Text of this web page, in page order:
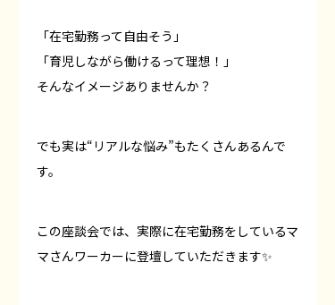
「在宅勤務って自由そう」
「育児しながら働けるって理想！」
そんなイメージありませんか？
でも実は“リアルな悩み”もたくさんあるんで
す。
この座談会では、実際に在宅勤務をしているマ
マさんワーカーに登壇していただきます✨